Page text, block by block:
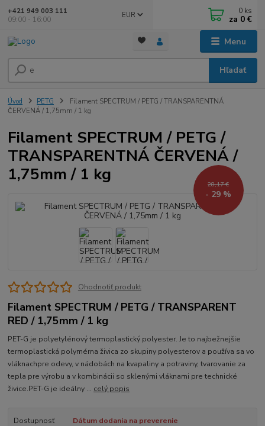
Menu
EUR
Hľadať
+421 949 003 111
09:00 - 16:00
0 ks
za 0 €
Úvod PETG
Filament SPECTRUM / PETG / TRANSPARENTNÁ
ČERVENÁ / 1,75mm / 1 kg
Filament SPECTRUM / PETG /
TRANSPARENTNÁ ČERVENÁ /
1,75mm / 1 kg
28,17 €
- 29 %
Ohodnotiť produkt
Filament SPECTRUM / PETG / TRANSPARENT
RED / 1,75mm / 1 kg
PET-G je polyetylénový termoplastický polyester. Je to najbežnejšie
termoplastická polymérna živica zo skupiny polyesterov a používa sa vo
vláknachpre odevy, v nádobách na kvapaliny a potraviny, tvarovanie za
tepla pre výrobu a v kombinácii so sklenými vláknami pre technické
živice.PET-G je ideálny ... celý popis
Dostupnosť Dátum dodania na preverenie